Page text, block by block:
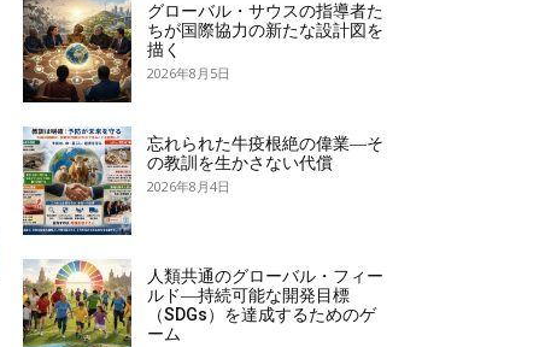
グローバル・サウスの指導者た
ちが国際協力の新たな設計図を
描く
2026年8月5日
忘れられた牛疫根絶の偉業―そ
の教訓を生かさない代償
2026年8月4日
人類共通のグローバル・フィー
ルド―持続可能な開発目標
（SDGs）を達成するためのゲ
ーム